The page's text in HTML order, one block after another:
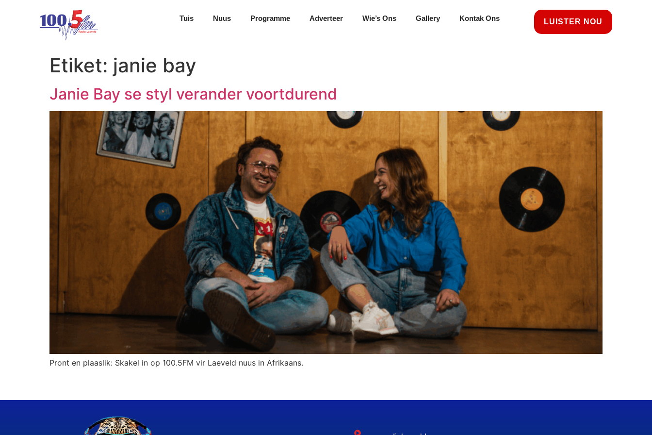
Tuis Nuus Programme Adverteer Wie’s Ons Gallery Kontak Ons LUISTER NOU
Etiket: janie bay
Janie Bay se styl verander voortdurend
Pront en plaaslik: Skakel in op 100.5FM vir Laeveld nuus in Afrikaans.